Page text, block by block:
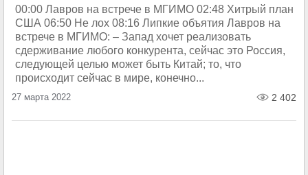
00:00 Лавров на встрече в МГИМО 02:48 Хитрый план
США 06:50 Не лох 08:16 Липкие объятия Лавров на
встрече в МГИМО: – Запад хочет реализовать
сдерживание любого конкурента, сейчас это Россия,
следующей целью может быть Китай; то, что
происходит сейчас в мире, конечно...
27 марта 2022 2 402